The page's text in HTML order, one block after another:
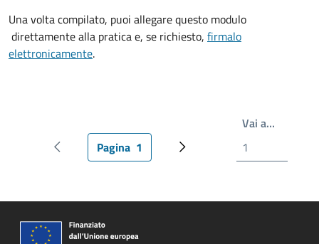
Una volta compilato, puoi allegare questo modulo
direttamente alla pratica e, se richiesto, firmalo
elettronicamente.
Pagina precedentePagina attuale
Pagina 1 Pagina successiva
Vai a…